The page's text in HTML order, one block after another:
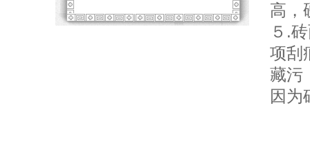
高，
５.
项刮
藏污
因为